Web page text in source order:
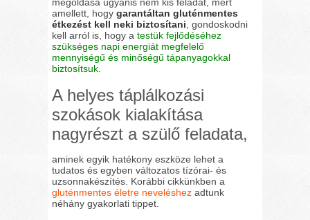
amellett, hogygarantáltan gluténmentes
étkezést kell neki biztosítani , gondoskodni
kell arról is, hogy atestük fejlődéséhez
szükséges napi energiát megfelelő
mennyiségű és minőségű tápanyagokkal
biztosítsuk
A helyes táplálkozási
szokások kialakítása
nagyrészt a szülő feladata,
aminek egyik hatékony eszköze lehet a
tudatos és egyben változatos tízórai- és
uzsonnakészítés. Korábbi cikkünkben a
gluténmentes életre neveléshez adtunk
néhány gyakorlati tippet.